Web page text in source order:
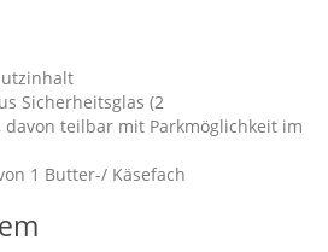
Sicherheitsglas (2
davon teilbar mit Parkmöglichkeit im
1 Butter-/ Käsefach